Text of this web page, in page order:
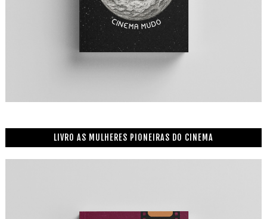
LIVRO AS MULHERES PIONEIRAS DO CINEMA